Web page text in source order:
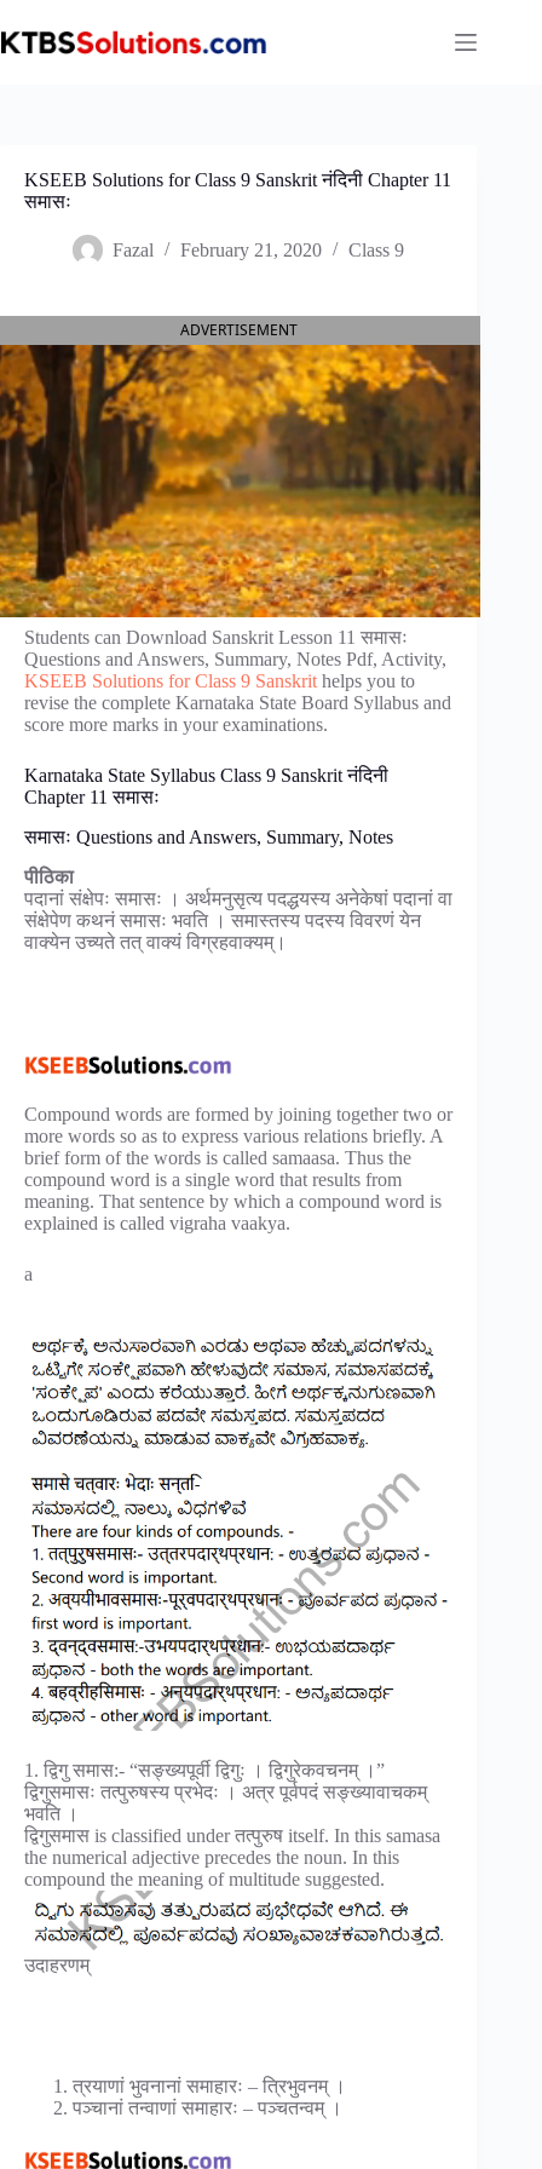
to
content
KSEEB Solutions for Class 9 Sanskrit नंदिनी Chapter 11
समासः
Fazal February 21, 2020 Class 9
ADVERTISEMENT
Students can Download Sanskrit Lesson 11 समासः
Questions and Answers, Summary, Notes Pdf, Activity,
KSEEB Solutions for Class 9 Sanskrit helps you to
revise the complete Karnataka State Board Syllabus and
score more marks in your examinations.
Karnataka State Syllabus Class 9 Sanskrit नंदिनी
Chapter 11 समासः
समासः Questions and Answers, Summary, Notes
पीठिका
पदानां संक्षेपः समासः । अर्थमनुसृत्य पदद्धयस्य अनेकेषां पदानां वा
संक्षेपेण कथनं समासः भवति । समास्तस्य पदस्य विवरणं येन
वाक्येन उच्यते तत् वाक्यं विग्रहवाक्यम्।
Compound words are formed by joining together two or
more words so as to express various relations briefly. A
brief form of the words is called samaasa. Thus the
compound word is a single word that results from
meaning. That sentence by which a compound word is
explained is called vigraha vaakya.
a
1. द्विगु समास:- “सङ्ख्यपूर्वी द्विगुः । द्विगुरेकवचनम् ।”
द्विगुसमासः तत्पुरुषस्य प्रभेदः । अत्र पूर्वपदं सङ्ख्यावाचकम्
भवति ।
द्विगुसमास is classified under तत्पुरुष itself. In this samasa
the numerical adjective precedes the noun. In this
compound the meaning of multitude suggested.
उदाहरणम्
त्रयाणां भुवनानां समाहारः – त्रिभुवनम् ।
पञ्चानां तन्वाणां समाहारः – पञ्चतन्वम् ।